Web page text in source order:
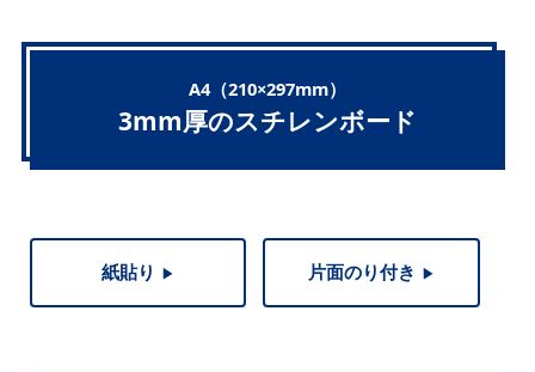
A4（210×297mm）
3mm厚のスチレンボード
紙貼り ▶︎ 片面のり付き ▶︎